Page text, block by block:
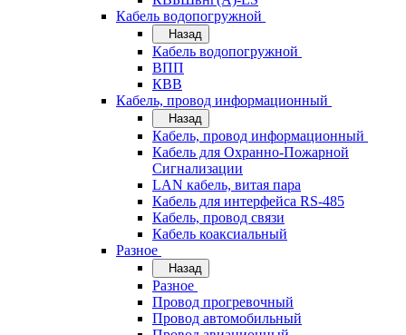
Кабель водопогружной
Назад
Кабель водопогружной
ВПП
КВВ
Кабель, провод информационный
Назад
Кабель, провод информационный
Кабель для Охранно-Пожарной
Сигнализации
LAN кабель, витая пара
Кабель для интерфейса RS-485
Кабель, провод связи
Кабель коаксиальный
Разное
Назад
Разное
Провод прогревочный
Провод автомобильный